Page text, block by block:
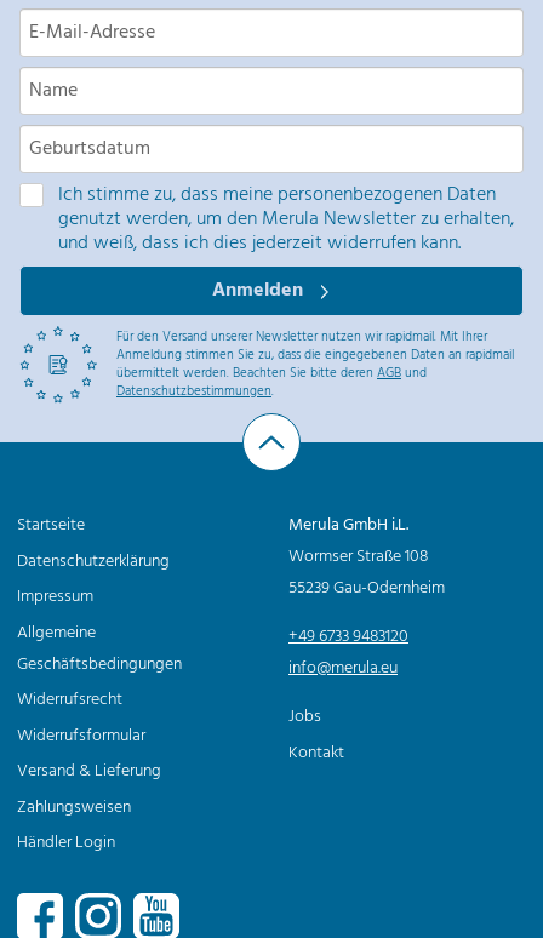
e
r
u
n
g
e
r
B
e
i
r
ä
g
e
Ich stimme zu, dass meine personenbezogenen Daten
genutzt werden, um den Merula Newsletter zu erhalten,
und weiß, dass ich dies jederzeit widerrufen kann.
Anmelden
Für den Versand unserer Newsletter nutzen wir rapidmail. Mit Ihrer
Anmeldung stimmen Sie zu, dass die eingegebenen Daten an rapidmail
übermittelt werden. Beachten Sie bitte deren AGBund
Datenschutzbestimmungen.
Startseite
Datenschutzerklärung
Impressum
Allgemeine
Geschäftsbedingungen
Widerrufsrecht
Widerrufsformular
Versand & Lieferung
Zahlungsweisen
Händler Login
Merula GmbH i.L.
Wormser Straße 108
55239 Gau-Odernheim
+49 6733 9483120
info@merula.eu
Jobs
Kontakt